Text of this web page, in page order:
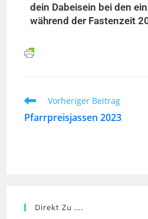
dein Dabeisein bei den
während der Fastenzeit
Vorheriger Beitrag
Pfarrpreisjassen 2023
Direkt Zu ….